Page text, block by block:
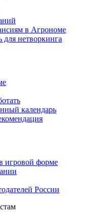
в Агрономе
для нетворкинга
календарь
игровой форме
России